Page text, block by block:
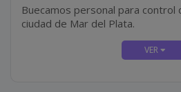
Buecamos personal para control
ciudad de Mar del Plata.